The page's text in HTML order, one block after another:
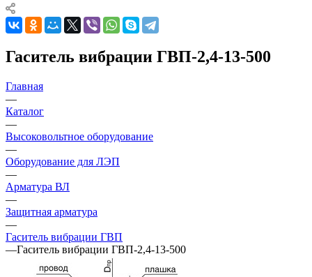
Гаситель вибрации ГВП-2,4-13-500
Главная
—
Каталог
—
Высоковольтное оборудование
—
Оборудование для ЛЭП
—
Арматура ВЛ
—
Защитная арматура
—
Гаситель вибрации ГВП
—Гаситель вибрации ГВП-2,4-13-500